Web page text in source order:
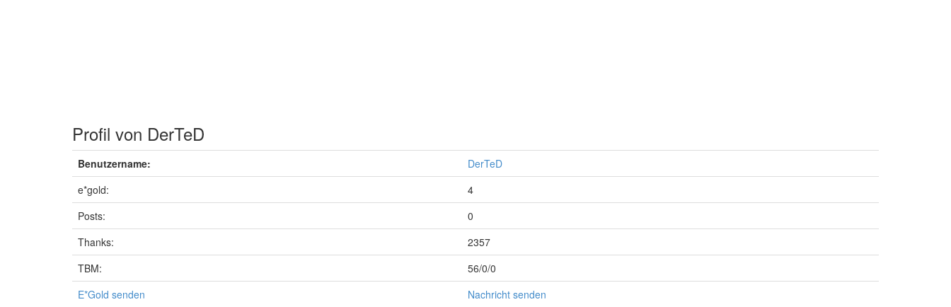
Profil von DerTeD
Benutzername:
DerTeD
e*gold:
4
Posts:
0
Thanks:
2357
TBM:
56/0/0
E*Gold senden
Nachricht senden